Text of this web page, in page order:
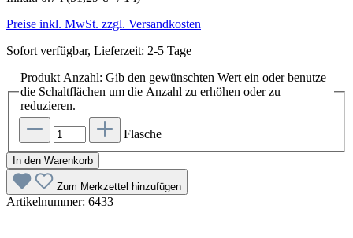
Preise inkl. MwSt. zzgl. Versandkosten
Sofort verfügbar, Lieferzeit: 2-5 Tage
Produkt Anzahl: Gib den gewünschten Wert ein oder benutze
die Schaltflächen um die Anzahl zu erhöhen oder zu
reduzieren.
Flasche
In den Warenkorb
Zum Merkzettel hinzufügen
Artikelnummer: 6433